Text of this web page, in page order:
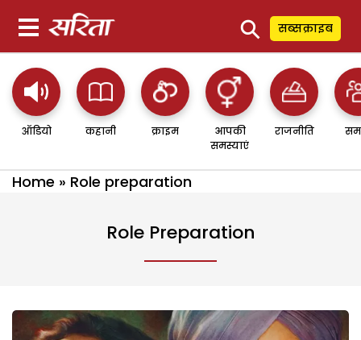
⚲ सब्सक्राइब
ऑडियो कहानी क्राइम
आपकी
समस्याएं
राजनीति
Home » Role preparation
Role Preparation